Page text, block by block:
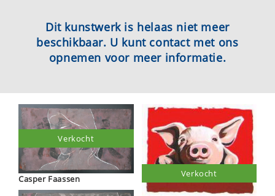
Dit kunstwerk is helaas niet meer
beschikbaar. U kunt contact met ons
opnemen voor meer informatie.
Casper Faassen
Verkocht
Verkocht